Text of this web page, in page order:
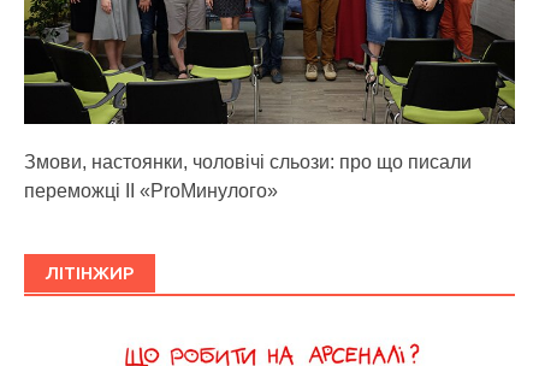
Змови, настоянки, чоловічі сльози: про що писали
переможці ІІ «ProМинулого»
ЛІТІНЖИР